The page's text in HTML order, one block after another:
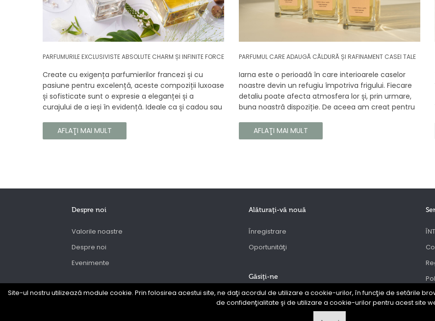
PARFUMURILE EXCLUSIVISTE ABSOLUTE CHARM ȘI INFINITE FORCE
Create cu exigența parfumierilor francezi și cu
pasiune pentru excelență, aceste compoziții luxoase
și sofisticate sunt o expresie a eleganței și a
curajului de a ieși în evidență. Ideale ca și cadou sau
parfumuri sunt dedicate celor care doresc să atragă
atenția și să emane un caracter unic și puternic.
AFLAŢI MAI MULT
PARFUMUL CARE ADAUGĂ CĂLDURĂ ȘI RAFINAMENT CASEI TALE
Iarna este o perioadă în care interioarele caselor
noastre devin un refugiu împotriva frigului. Fiecare
detaliu poate afecta atmosfera lor și, prin urmare,
buna noastră dispoziție. De aceea am creat pentru
limitată, care va învălui fiecare colț al casei tale cu
căldura și magia aromelor de iarnă. Noua noastră
AFLAŢI MAI MULT
Site-ul nostru utilizează module cookie. Prin folosirea acestui site, ne daţi acordul de utilizare a cookie-urilor, în funcţie de setările
de confidenţialitate şi de utilizare a cookie-urilor pentru acest site
Despre noi
Valorile noastre
Despre noi
Evenimente
Alăturaţi-vă nouă
Înregistrare
Oportunităţi
Găsiţi-ne